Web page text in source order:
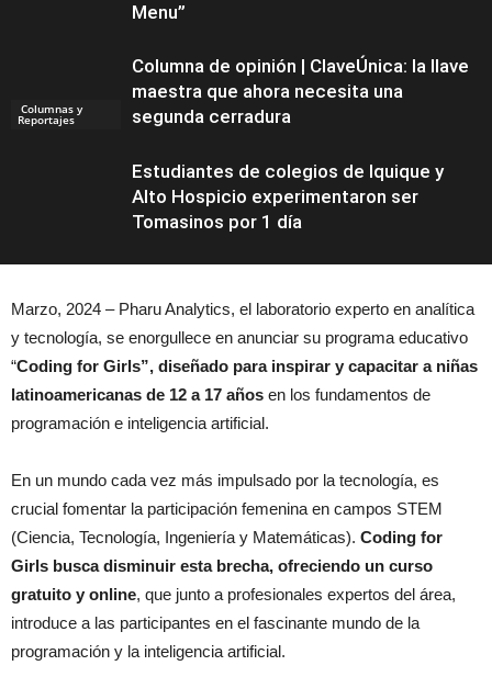
Menu”
Columnas y
Reportajes
Columna de opinión | ClaveÚnica: la llave
maestra que ahora necesita una
segunda cerradura
Noticias
Estudiantes de colegios de Iquique y
Alto Hospicio experimentaron ser
Tomasinos por 1 día
Marzo, 2024 – Pharu Analytics, el laboratorio experto en analítica
y tecnología, se enorgullece en anunciar su programa educativo
“Coding for Girls”, diseñado para inspirar y capacitar a niñas
latinoamericanas de 12 a 17 años en los fundamentos de
programación e inteligencia artificial.
En un mundo cada vez más impulsado por la tecnología, es
crucial fomentar la participación femenina en campos STEM
(Ciencia, Tecnología, Ingeniería y Matemáticas). Coding for
Girls busca disminuir esta brecha, ofreciendo un curso
gratuito y online, que junto a profesionales expertos del área,
introduce a las participantes en el fascinante mundo de la
programación y la inteligencia artificial.